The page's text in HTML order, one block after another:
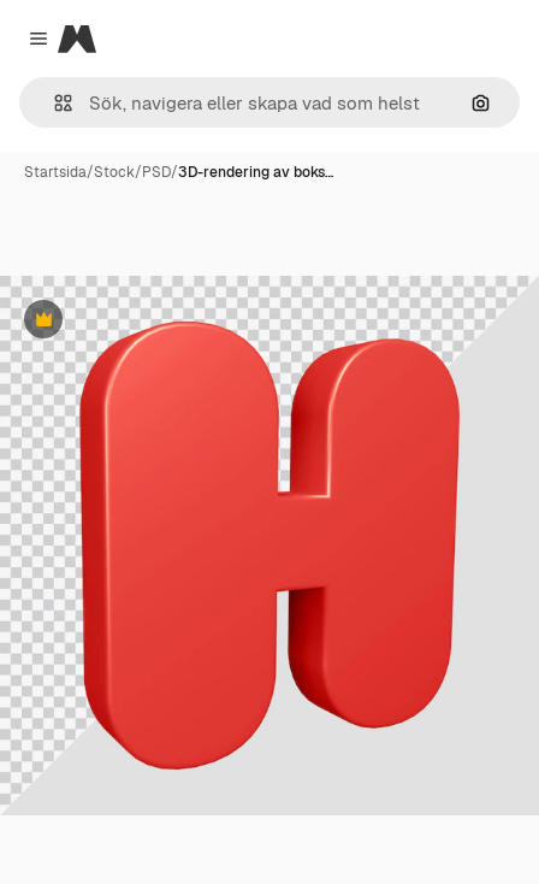
Close menu
Magnific
Sök
Startsida/Stock/PSD/3D-rendering av boks…
Premie